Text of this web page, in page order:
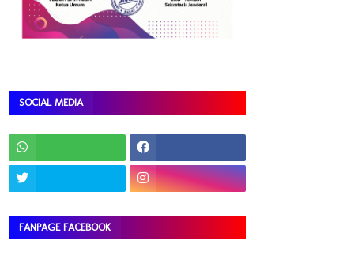
SOCIAL MEDIA
FANPAGE FACEBOOK